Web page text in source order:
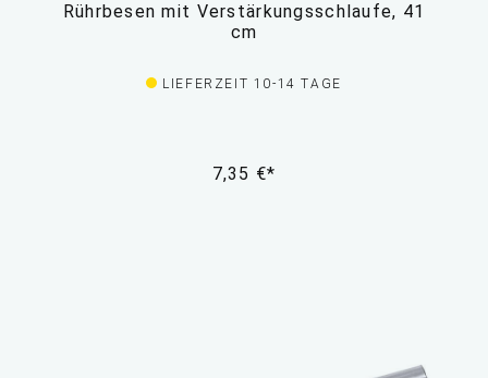
Rührbesen mit Verstärkungsschlaufe, 41
cm
LIEFERZEIT 10-14 TAGE
7,35 €*